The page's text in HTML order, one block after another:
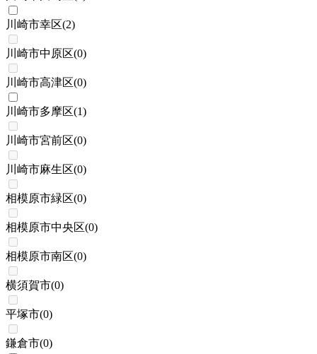
川崎市幸区(2)
川崎市中原区(0)
川崎市高津区(0)
川崎市多摩区(1)
川崎市宮前区(0)
川崎市麻生区(0)
相模原市緑区(0)
相模原市中央区(0)
相模原市南区(0)
横須賀市(0)
平塚市(0)
鎌倉市(0)